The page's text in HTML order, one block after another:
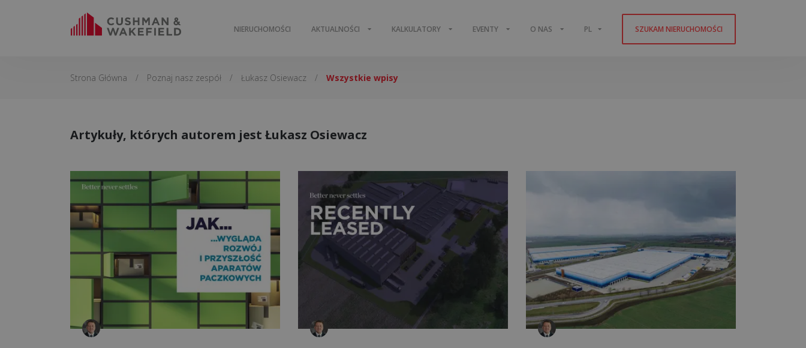
NIERUCHOMOŚCI AKTUALNOŚCI KALKULATORY EVENTY O NAS PL SZUKAM NIERUCHOMOŚCI
Strona Główna / Poznaj nasz zespół / Łukasz Osiewacz / Wszystkie wpisy
Artykuły, których autorem jest Łukasz Osiewacz